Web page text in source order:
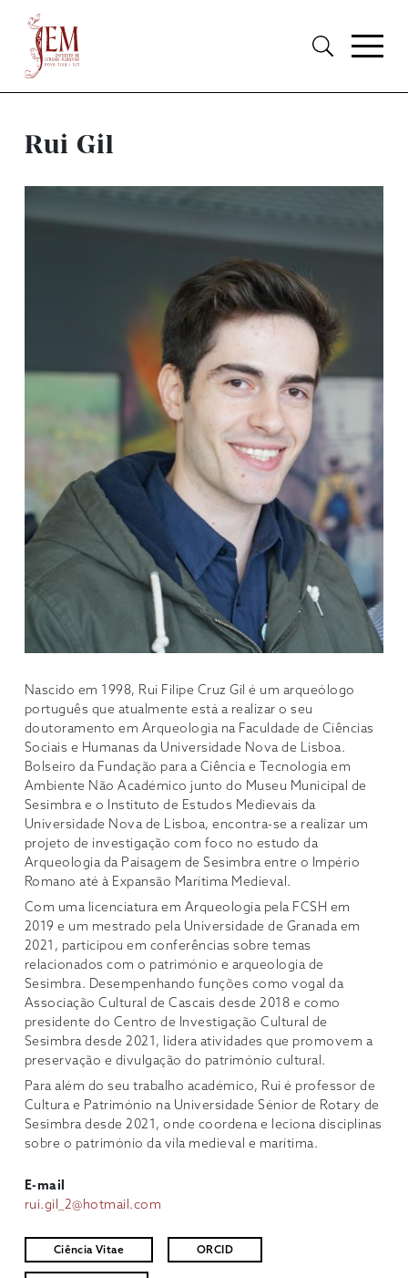
Rui Gil
Nascido em 1998, Rui Filipe Cruz Gil é um arqueólogo
português que atualmente está a realizar o seu
doutoramento em Arqueologia na Faculdade de Ciências
Sociais e Humanas da Universidade Nova de Lisboa.
Bolseiro da Fundação para a Ciência e Tecnologia em
Ambiente Não Académico junto do Museu Municipal de
Sesimbra e o Instituto de Estudos Medievais da
Universidade Nova de Lisboa, encontra-se a realizar um
projeto de investigação com foco no estudo da
Arqueologia da Paisagem de Sesimbra entre o Império
Romano até à Expansão Marítima Medieval.
Com uma licenciatura em Arqueologia pela FCSH em
2019 e um mestrado pela Universidade de Granada em
2021, participou em conferências sobre temas
relacionados com o património e arqueologia de
Sesimbra. Desempenhando funções como vogal da
Associação Cultural de Cascais desde 2018 e como
presidente do Centro de Investigação Cultural de
Sesimbra desde 2021, lidera atividades que promovem a
preservação e divulgação do património cultural.
Para além do seu trabalho académico, Rui é professor de
Cultura e Património na Universidade Sénior de Rotary de
Sesimbra desde 2021, onde coordena e leciona disciplinas
sobre o património da vila medieval e marítima.
E-mail
rui.gil_2@hotmail.com
Ciência Vitae ORCID